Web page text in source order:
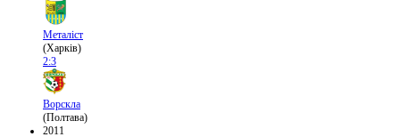
Металіст
(Харків)
2:3
Ворскла
(Полтава)
2011